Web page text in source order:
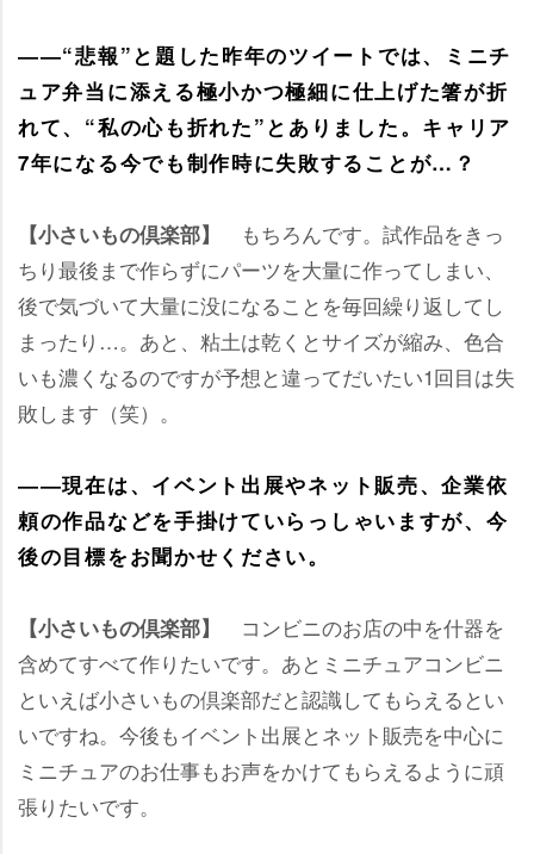
――“悲報”と題した昨年のツイートでは、ミニチ
ュア弁当に添える極小かつ極細に仕上げた箸が折
れて、“私の心も折れた”とありました。キャリア
7年になる今でも制作時に失敗することが…？
【小さいもの倶楽部】
もちろんです。試作品をきっ
ちり最後まで作らずにパーツを大量に作ってしまい、
後で気づいて大量に没になることを毎回繰り返してし
まったり…。あと、粘土は乾くとサイズが縮み、色合
いも濃くなるのですが予想と違ってだいたい1回目は失
敗します（笑）。
――現在は、イベント出展やネット販売、企業依
頼の作品などを手掛けていらっしゃいますが、今
後の目標をお聞かせください。
【小さいもの倶楽部】
コンビニのお店の中を什器を
含めてすべて作りたいです。あとミニチュアコンビニ
といえば小さいもの倶楽部だと認識してもらえるとい
いですね。今後もイベント出展とネット販売を中心に
ミニチュアのお仕事もお声をかけてもらえるように頑
張りたいです。